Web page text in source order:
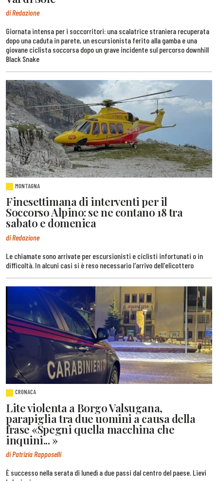
di Redazione
Giornata intensa per i soccorritori: una scalatrice straniera recuperata
dopo una caduta in parete, un escursionista ferito alla gamba e una
giovane ciclista soccorsa dopo un grave incidente sul percorso downhill
Black Snake
MONTAGNA
Finesettimana di interventi per il
Soccorso Alpino: se ne contano 18 tra
sabato e domenica
di Redazione
Le chiamate sono arrivate per escursionisti e ciclisti infortunati o in
difficoltà. In alcuni casi si è reso necessario l'arrivo dell'elicottero
CRONACA
Lite violenta a Borgo Valsugana,
parapiglia tra due uomini a causa della
frase «Spegni quella macchina che
inquini... »
di Patrizia Rapposelli
È successo nella serata di lunedì a due passi dal centro del paese. Lievi